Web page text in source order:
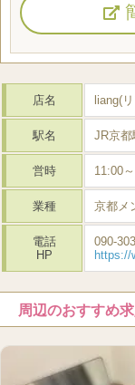
店名 liang(
駅名 JR京都
営時 11:00
業種 京都メ
電話
HP
090-
https://
周辺のおすすめ